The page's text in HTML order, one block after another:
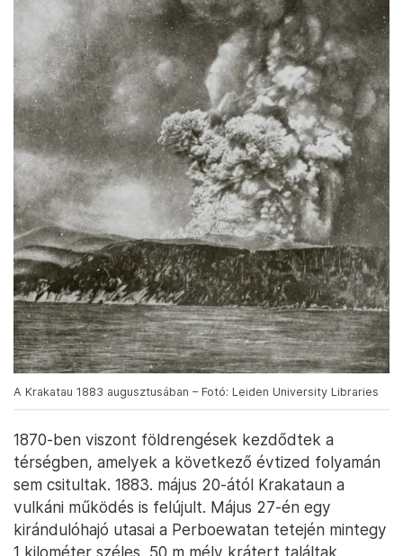
A Krakatau 1883 augusztusában – Fotó: Leiden University Libraries
1870-ben viszont földrengések kezdődtek a
térségben, amelyek a következő évtized folyamán
sem csitultak. 1883. május 20-ától Krakataun a
vulkáni működés is felújult. Május 27-én egy
kirándulóhajó utasai a Perboewatan tetején mintegy
1 kilométer széles, 50 m mély krátert találtak,